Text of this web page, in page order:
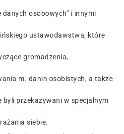
osobowych” i innymi
ustawodawstwa, które
gromadzenia,
m. danin osobistych, a także
byli przekazywani w specjalnym
siebie.